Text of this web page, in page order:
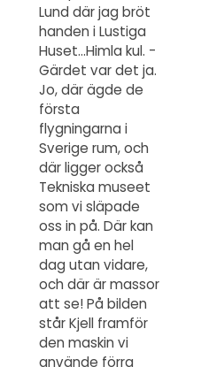
Lund där jag bröt
handen i Lustiga
Huset…Himla kul. -
Gärdet var det ja.
Jo, där ägde de
första
flygningarna i
Sverige rum, och
där ligger också
Tekniska museet
som vi släpade
oss in på. Där kan
man gå en hel
dag utan vidare,
och där är massor
att se! På bilden
står Kjell framför
den maskin vi
använde förra